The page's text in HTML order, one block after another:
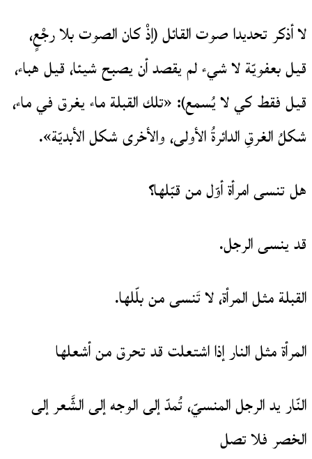
لا أذكر تحديدا صوت القائل (إذْ كان الصوت بلا رجْعٍ،
قيل بعفويّة لا شيء لم يقصد أن يصبح شيئا، قيل هباء،
قيل فقط كي لا يُسمع): «تلك القبلة ماء يغرق في ماء،
شكلُ الغرقِ الدائرةُ الأولى، والأخرى شكل الأبديّة».
هل تنسى امرأة أوّل من قبّلها؟
قد ينسى الرجل.
القبلة مثل المرأة، لا تَنسى من بلّلها.
المرأة مثل النار إذا اشتعلت قد تحرق من أشعلها
النّار يد الرجل المنسيّ، تُمدّ إلى الوجه إلى الشَّعر إلى
الخصر فلا تصل